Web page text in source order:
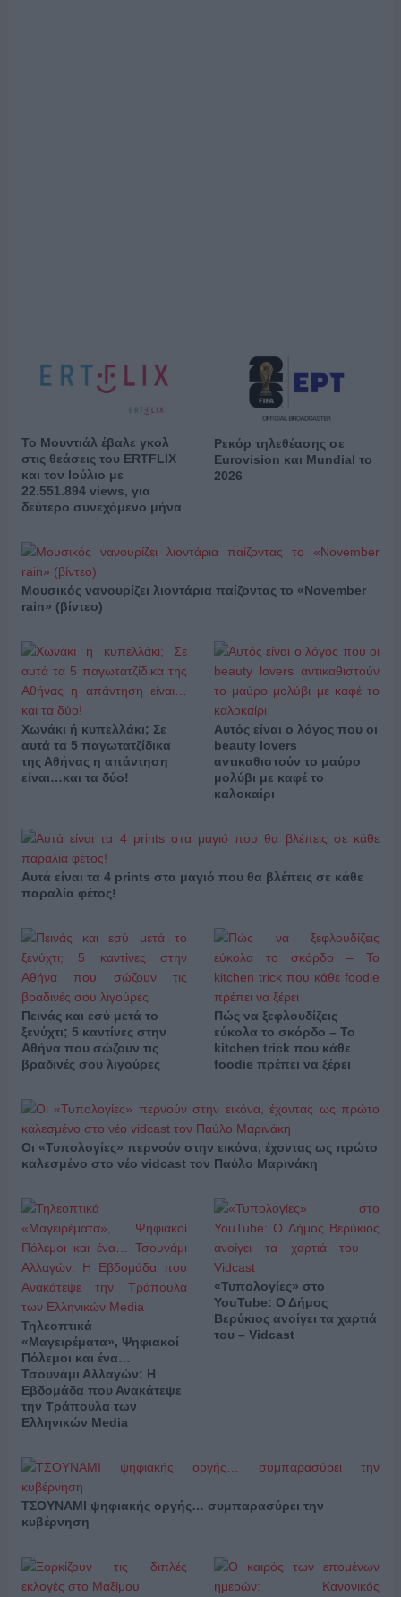
Το Μουντιάλ έβαλε γκολ
στις θεάσεις του ERTFLIX
και τον Ιούλιο με
22.551.894 views, για
δεύτερο συνεχόμενο μήνα
Ρεκόρ τηλεθέασης σε
Eurovision και Mundial το
2026
Μουσικός νανουρίζει λιοντάρια παίζοντας το «November
rain» (βίντεο)
Χωνάκι ή κυπελλάκι; Σε
αυτά τα 5 παγωτατζίδικα
της Αθήνας η απάντηση
είναι…και τα δύο!
Αυτός είναι ο λόγος που οι
beauty lovers
αντικαθιστούν το μαύρο
μολύβι με καφέ το
καλοκαίρι
Αυτά είναι τα 4 prints στα μαγιό που θα βλέπεις σε κάθε
παραλία φέτος!
Πεινάς και εσύ μετά το
ξενύχτι; 5 καντίνες στην
Αθήνα που σώζουν τις
βραδινές σου λιγούρες
Πώς να ξεφλουδίζεις
εύκολα το σκόρδο – Το
kitchen trick που κάθε
foodie πρέπει να ξέρει
Οι «Τυπολογίες» περνούν στην εικόνα, έχοντας ως πρώτο
καλεσμένο στο νέο vidcast τον Παύλο Μαρινάκη
Τηλεοπτικά
«Μαγειρέματα», Ψηφιακοί
Πόλεμοι και ένα…
Τσουνάμι Αλλαγών: Η
Εβδομάδα που Ανακάτεψε
την Τράπουλα των
Ελληνικών Media
«Τυπολογίες» στο
YouTube: Ο Δήμος
Βερύκιος ανοίγει τα χαρτιά
του – Vidcast
ΤΣΟΥΝΑΜΙ ψηφιακής οργής… συμπαρασύρει την
κυβέρνηση